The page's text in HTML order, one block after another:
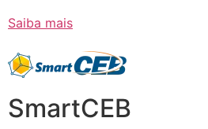
Saiba mais
SmartCEB